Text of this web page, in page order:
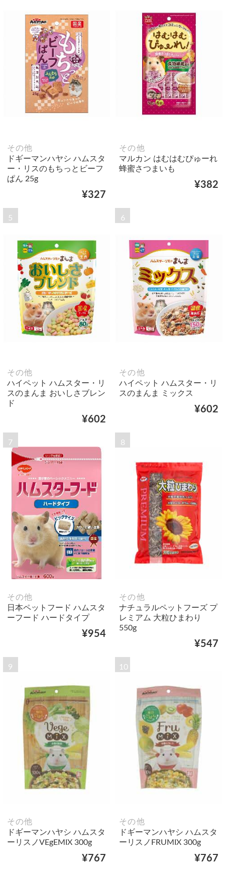
その他
ドギーマンハヤシ ハムスタ
ー・リスのもちっとビーフ
ぱん 25g
¥327
その他
マルカン はむはむぴゅーれ
蜂蜜さつまいも
¥382
5
その他
ハイペット ハムスター・リ
スのまんま おいしさブレン
ド
¥602
6
その他
ハイペット ハムスター・リ
スのまんま ミックス
¥602
7
その他
日本ペットフード ハムスタ
ーフード ハードタイプ
¥954
8
その他
ナチュラルペットフーズ プ
レミアム 大粒ひまわり
550g
¥547
9
その他
ドギーマンハヤシ ハムスタ
ーリスノVEgEMIX 300g
¥767
10
その他
ドギーマンハヤシ ハムスタ
ーリスノFRUMIX 300g
¥767